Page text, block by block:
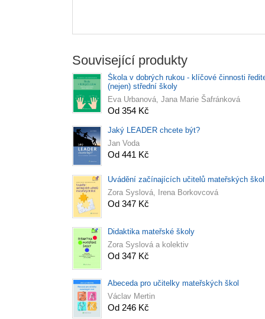
Související produkty
Škola v dobrých rukou - klíčové činnosti
(nejen) střední školy
Eva Urbanová, Jana Marie Šafránková
Od 354 Kč
Jaký LEADER chcete být?
Jan Voda
Od 441 Kč
Uvádění začínajících učitelů mateřských škol
Zora Syslová, Irena Borkovcová
Od 347 Kč
Didaktika mateřské školy
Zora Syslová a kolektiv
Od 347 Kč
Abeceda pro učitelky mateřských škol
Václav Mertin
Od 246 Kč